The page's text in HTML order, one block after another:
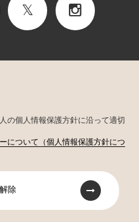
の個人情報保護方針に沿って適切
ーについて（個人情報保護方針につ
除